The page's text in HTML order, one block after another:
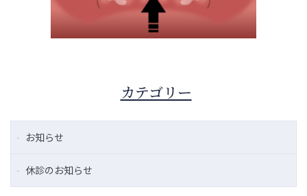
カテゴリー
お知らせ
休診のお知らせ